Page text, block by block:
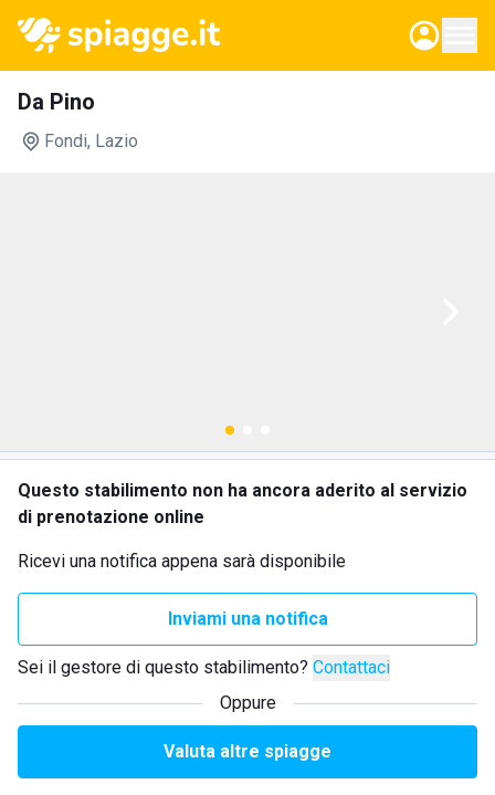
Da Pino
Fondi, Lazio
Questo stabilimento non ha ancora aderito al servizio
di prenotazione online
Ricevi una notifica appena sarà disponibile
Inviami una notifica
Sei il gestore di questo stabilimento? Contattaci
Oppure
Valuta altre spiagge